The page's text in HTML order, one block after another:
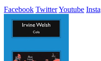
Facebook TwitterYoutube